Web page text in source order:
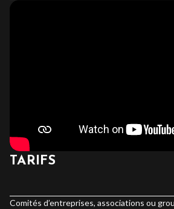
TARIFS
Comités d’entreprises, associations ou